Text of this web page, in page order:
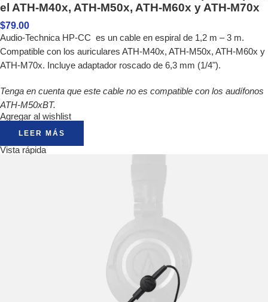
el ATH-M40x, ATH-M50x, ATH-M60x y ATH-M70x
$79.00
Audio-Technica HP-CC es un cable en espiral de 1,2 m – 3 m.
Compatible con los auriculares ATH-M40x, ATH-M50x, ATH-M60x y
ATH-M70x. Incluye adaptador roscado de 6,3 mm (1/4").
Tenga en cuenta que este cable no es compatible con los audífonos
ATH-M50xBT.
Agregar al wishlist
LEER MÁS
Vista rápida